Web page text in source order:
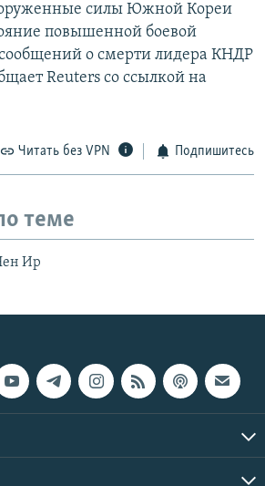
силы Южной Кореи
повышенной боевой
сообщений о смерти лидера КНДР
Reuters со ссылкой на
Читать без VPN Подпишитесь
теме
Ир